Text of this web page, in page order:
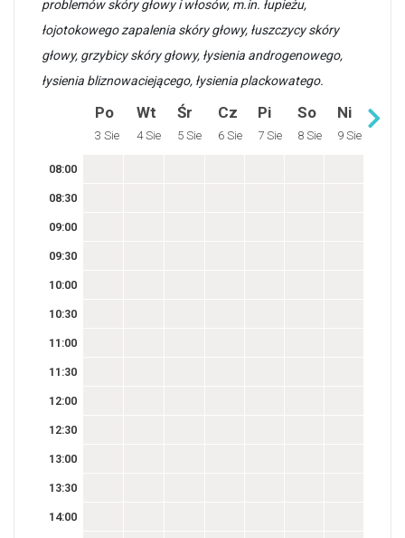
problemów skóry głowy i włosów, m.in. łupieżu,
łojotokowego zapalenia skóry głowy, łuszczycy skóry
głowy, grzybicy skóry głowy, łysienia androgenowego,
łysienia bliznowaciejącego, łysienia plackowatego.
Po
3 Sie
Wt
4 Sie
Śr
5 Sie
Cz
6 Sie
Pi
7 Sie
So
8 Sie
Ni
9 Sie
08:00
08:30
09:00
09:30
10:00
10:30
11:00
11:30
12:00
12:30
13:00
13:30
14:00